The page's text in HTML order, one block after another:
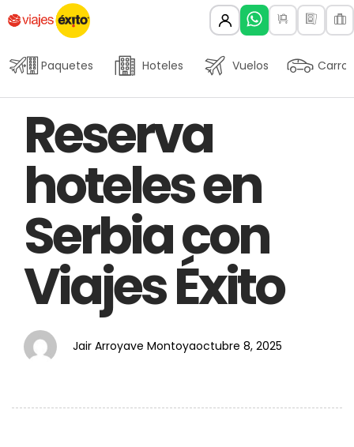
Paquetes Hoteles Vuelos Carros
IN:
Reserva
hoteles en
Serbia con
Viajes Éxito
Jair Arroyave Montoya
on:
octubre 8, 2025